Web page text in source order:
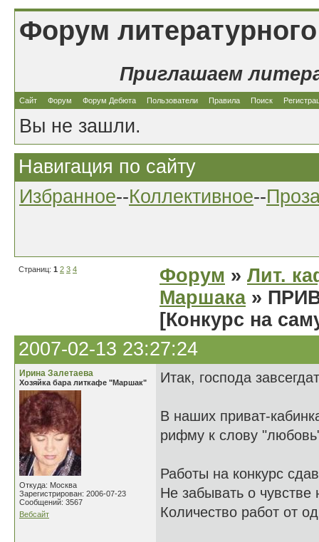
Форум
Приглашаем
Сайт Форум Форум Дебюта Пользователи Правила Поиск
Вы не зашли.
Навигация по сайту
Избранное--Коллективное--
Страниц: 1 2 3 4 Форум » Лит.
Маршака»
[Конкурс на
2007-02-13 23:27:24
Ирина Залетаева
Хозяйка бара литкафе "Маршак"
Откуда: Москва
Зарегистрирован: 2006-07-23
Сообщений: 3567
Вебсайт
Итак, господа
В наших приват-
рифму к слову
Работы на конкурс
Не забывать о
Количество работ от